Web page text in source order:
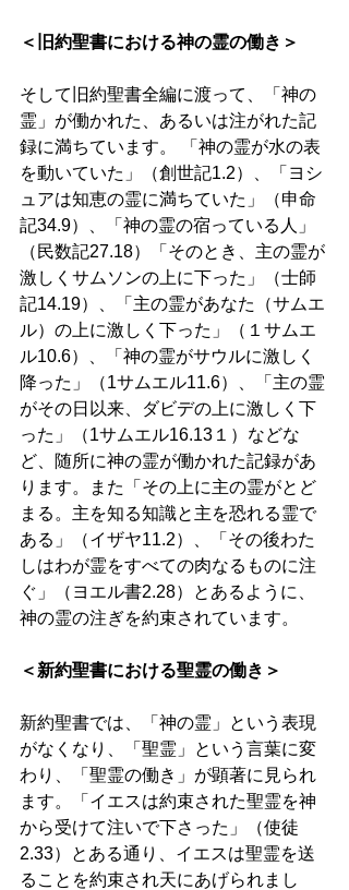
＜旧約聖書における神の霊の働き＞
そして旧約聖書全編に渡って、「神の
霊」が働かれた、あるいは注がれた記
録に満ちています。 「神の霊が水の表
を動いていた」（創世記1.2）、「ヨシ
ュアは知恵の霊に満ちていた」（申命
記34.9）、「神の霊の宿っている人」
（民数記27.18）「そのとき、主の霊が
激しくサムソンの上に下った」（士師
記14.19）、「主の霊があなた（サムエ
ル）の上に激しく下った」（１サムエ
ル10.6）、「神の霊がサウルに激しく
降った」（1サムエル11.6）、「主の霊
がその日以来、ダビデの上に激しく下
った」（1サムエル16.13１）などな
ど、随所に神の霊が働かれた記録があ
ります。また「その上に主の霊がとど
まる。主を知る知識と主を恐れる霊で
ある」（イザヤ11.2）、「その後わた
しはわが霊をすべての肉なるものに注
ぐ」（ヨエル書2.28）とあるように、
神の霊の注ぎを約束されています。
＜新約聖書における聖霊の働き＞
新約聖書では、「神の霊」という表現
がなくなり、「聖霊」という言葉に変
わり、「聖霊の働き」が顕著に見られ
ます。「イエスは約束された聖霊を神
から受けて注いで下さった」（使徒
2.33）とある通り、イエスは聖霊を送
ることを約束され天にあげられまし